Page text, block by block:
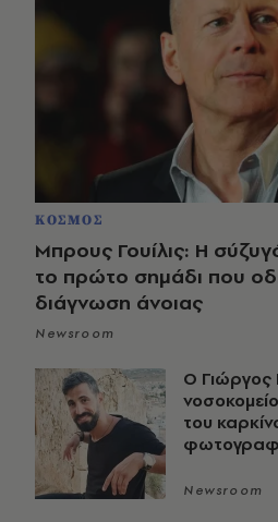
ΚΟΣΜΟΣ
Μπρους Γουίλις: Η
το πρώτο σημάδι που
διάγνωση άνοιας
Newsroom
O
του
Newsroom